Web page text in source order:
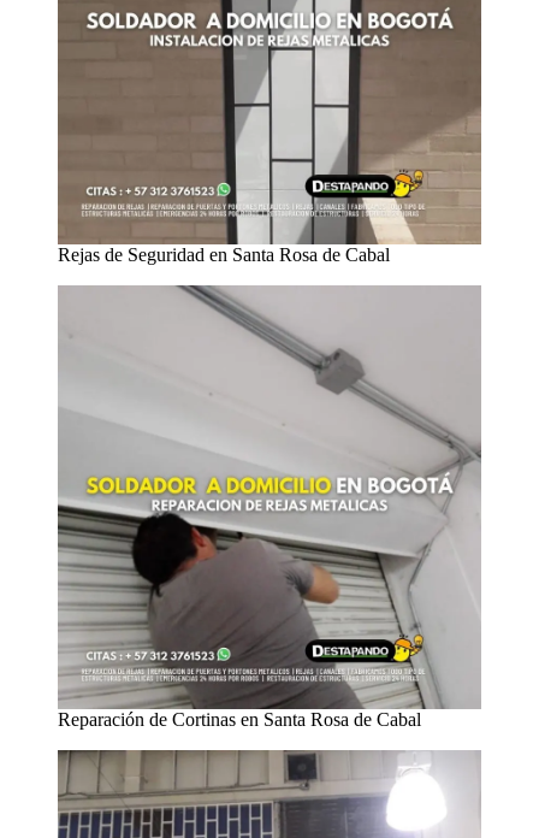
Rejas de Seguridad en Santa Rosa de Cabal
Reparación de Cortinas en Santa Rosa de Cabal